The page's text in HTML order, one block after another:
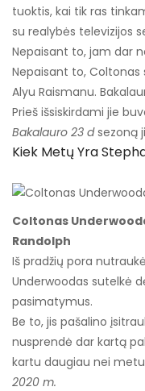
tuoktis, kai tik ras
su realybės televizijos
Nepaisant to, jam dar
Nepaisant to,
Alyu Raismanu.
Prieš išsiskirdami jie
Bakalauro 23 d sezoną
Kiek Metų Yra
Coltonas
Randolph
Iš pradžių pora
Underwoodas sutelkė
pasimatymus.
Be to, jis pašalino
nusprendė dar kartą
kartu daugiau nei
2020 m.